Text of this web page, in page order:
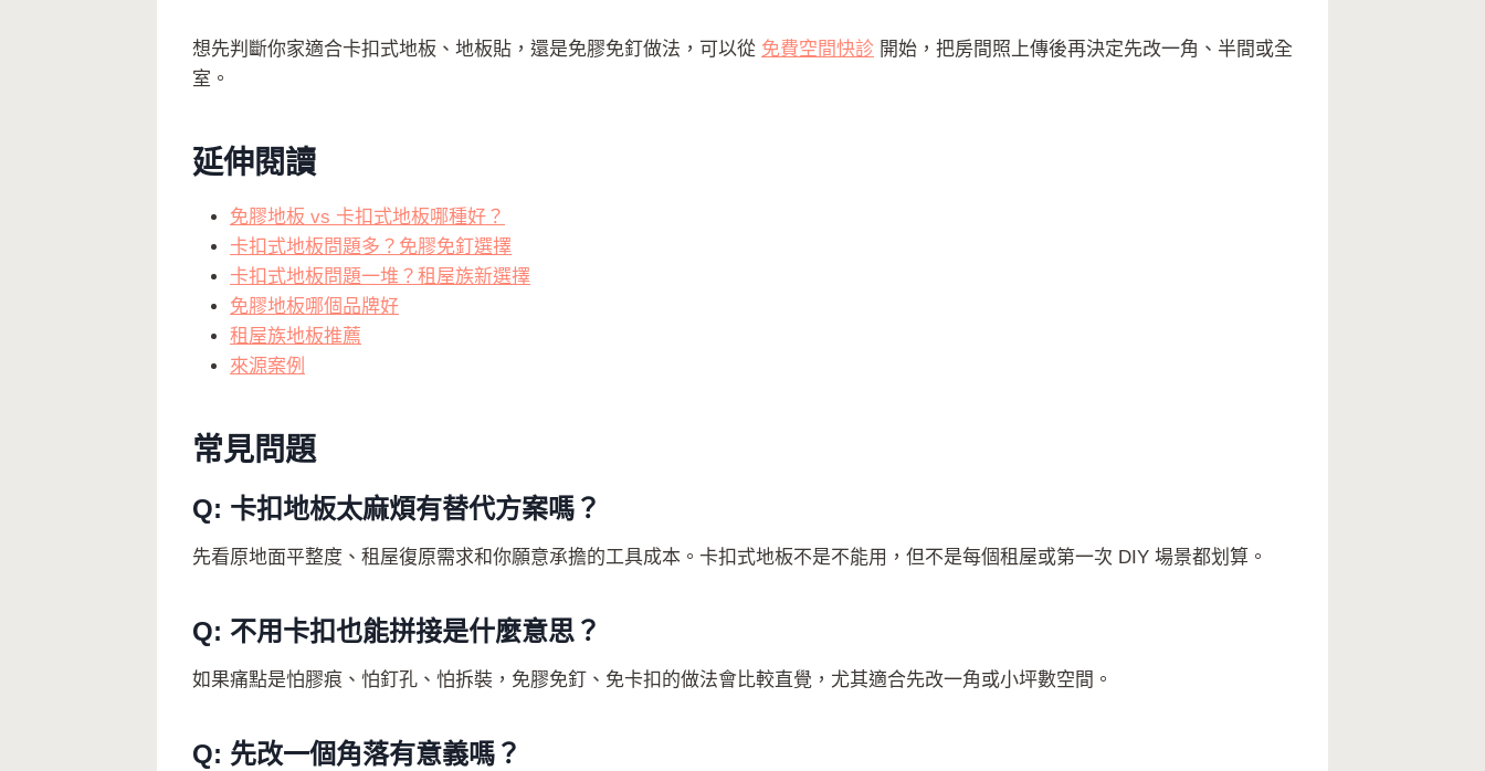
想先判斷你家適合卡扣式地板、地板貼，還是免膠免釘做法，可以從 免費空間快診 開始，把房間照上傳後再決定先改一角、半間或全
室。
延伸閱讀
免膠地板 vs 卡扣式地板哪種好？
卡扣式地板問題多？免膠免釘選擇
卡扣式地板問題一堆？租屋族新選擇
免膠地板哪個品牌好
租屋族地板推薦
來源案例
常見問題
Q: 卡扣地板太麻煩有替代方案嗎？
先看原地面平整度、租屋復原需求和你願意承擔的工具成本。卡扣式地板不是不能用，但不是每個租屋或第一次 DIY 場景都划算。
Q: 不用卡扣也能拼接是什麼意思？
如果痛點是怕膠痕、怕釘孔、怕拆裝，免膠免釘、免卡扣的做法會比較直覺，尤其適合先改一角或小坪數空間。
Q: 先改一個角落有意義嗎？